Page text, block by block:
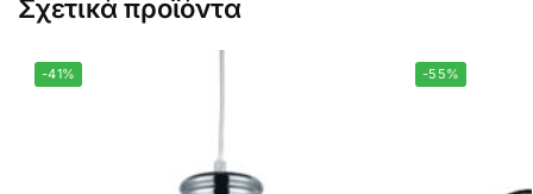
Σχετικά προϊόντα
-41% -55%